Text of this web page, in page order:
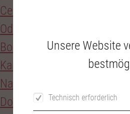
Unsere Website
Technisch erforderlich
Celestine - Emma
Odin
Bonita
Karlos
Nanuk
Donna